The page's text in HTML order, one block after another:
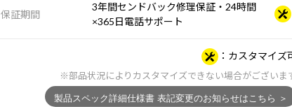
保証期間
3年間センドバック修理保証・24時間
×365日電話サポート
カスタマイズ
※部品状況によりカスタマイズできない場合がございま